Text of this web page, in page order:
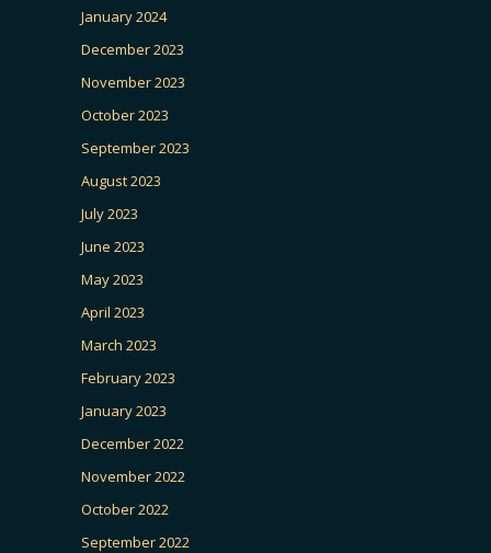
January 2024
December 2023
November 2023
October 2023
September 2023
August 2023
July 2023
June 2023
May 2023
April 2023
March 2023
February 2023
January 2023
December 2022
November 2022
October 2022
September 2022